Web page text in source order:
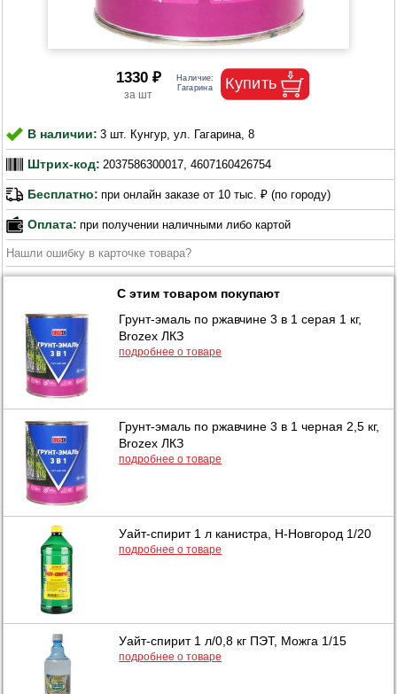
1330 ₽
В наличии: 3 шт. Кунгур, ул. Гагарина, 8
Штрих-код: 2037586300017, 4607160426754
Бесплатно: при онлайн заказе от 10 тыс. ₽ (по городу)
Оплата: при получении наличными либо картой
Нашли ошибку в карточке товара?
С этим товаром покупают
Грунт-эмаль по ржавчине 3 в 1 серая 1 кг,
Brozex ЛКЗ
подробнее о товаре
Грунт-эмаль по ржавчине 3 в 1 черная 2,5 кг,
Brozex ЛКЗ
подробнее о товаре
Уайт-спирит 1 л канистра, Н-Новгород 1/20
подробнее о товаре
Уайт-спирит 1 л/0,8 кг ПЭТ, Можга 1/15
подробнее о товаре